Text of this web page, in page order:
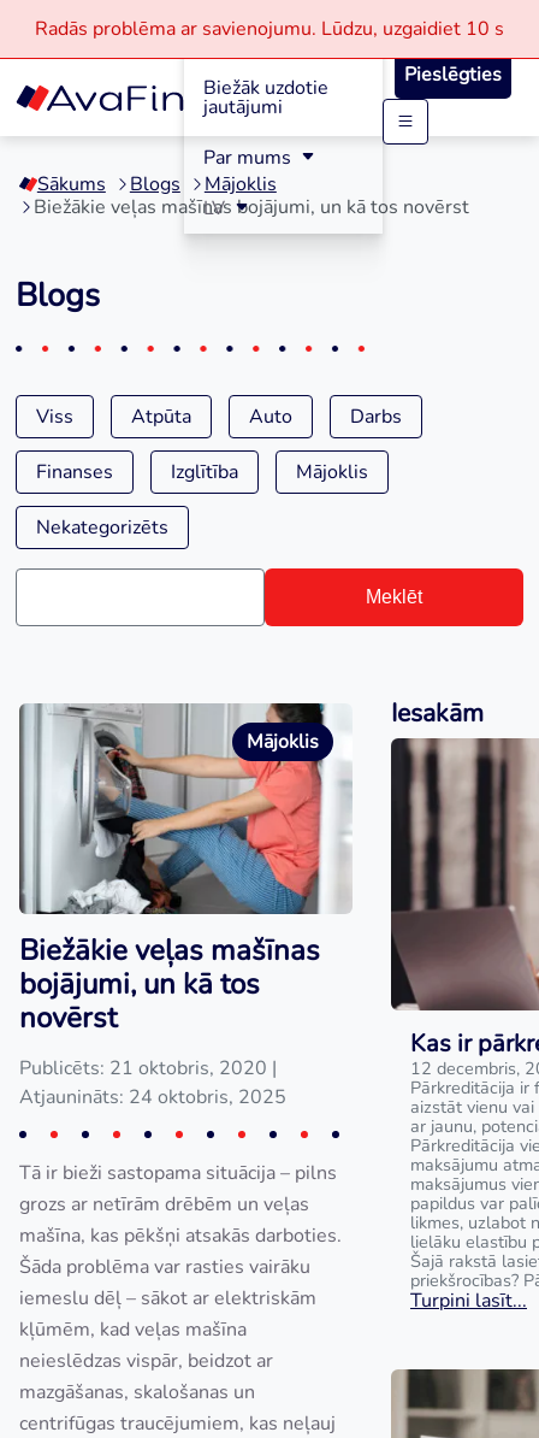
Skip
content
Radās problēma ar savienojumu. Lūdzu, uzgaidiet 10 s
Reģistrācija
Biežāk uzdotie
jautājumi
Par mums
LV
Pieslēgties
Sākums Blogs
Mājoklis
Biežākie veļas mašīnas bojājumi, un kā tos novērst
Blogs
Viss Atpūta Auto Darbs
Finanses Izglītība Mājoklis
Nekategorizēts
Meklēt
Mājoklis
Biežākie veļas mašīnas
bojājumi, un kā tos
novērst
Publicēts: 21 oktobris, 2020 |
Atjaunināts: 24 oktobris, 2025
Tā ir bieži sastopama situācija – pilns
grozs ar netīrām drēbēm un veļas
mašīna, kas pēkšņi atsakās darboties.
Šāda problēma var rasties vairāku
iemeslu dēļ – sākot ar elektriskām
kļūmēm, kad veļas mašīna
neieslēdzas vispār, beidzot ar
mazgāšanas, skalošanas un
centrifūgas traucējumiem, kas neļauj
Iesakām
Kas ir
12 decembris,
Pārkreditācija ir
aizstāt vienu
ar jaunu,
Pārkreditācija
maksājumu
maksājumus
papildus var
likmes, uzlabot
lielāku elastību
Šajā rakstā
priekšrocības?
Turpini lasīt...